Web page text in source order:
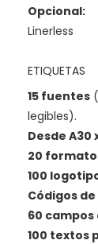
Opcional:
Linerless
ETIQUETAS
15 fuentes
legibles).
Desde A30
20
100
Códigos
60
100 textos